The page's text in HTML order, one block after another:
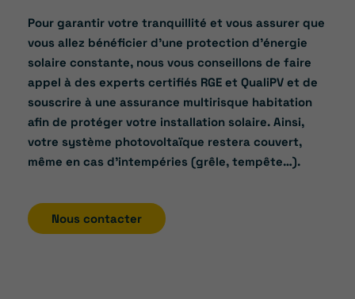
Pour garantir votre tranquillité et vous assurer que
vous allez bénéficier d’une protection d’énergie
solaire constante, nous vous conseillons de faire
appel à des experts certifiés RGE et QualiPV et de
souscrire à une assurance multirisque habitation
afin de protéger votre installation solaire. Ainsi,
votre système photovoltaïque restera couvert,
même en cas d’intempéries (grêle, tempête…).
Nous contacter